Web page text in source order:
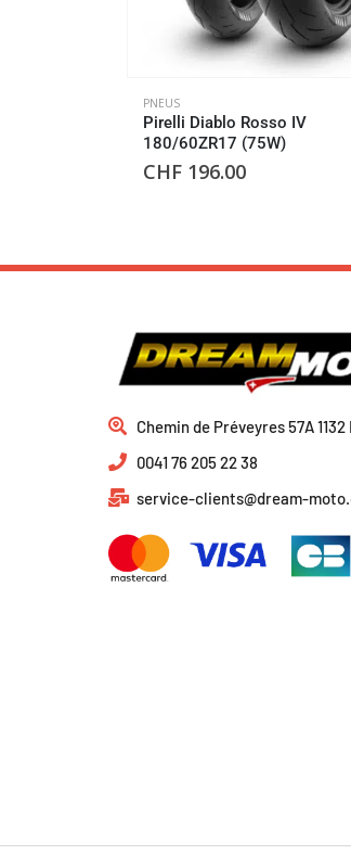
PNEUS
Pirelli Diablo Rosso IV
180/60ZR17 (75W)
CHF 196.00
Chemin de Préveyres 57A
0041 76 205 22 38
service-clients@dream-